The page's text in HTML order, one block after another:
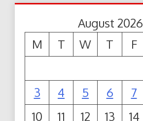
August 2026
M
T W T F
3
4 5 6 7
10
11 12 13 14